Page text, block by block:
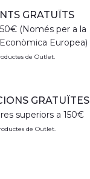
GRATUÏTS
(Només per a la
Europea)
de Outlet.
GRATUÏTES
superiors a 150€
de Outlet.